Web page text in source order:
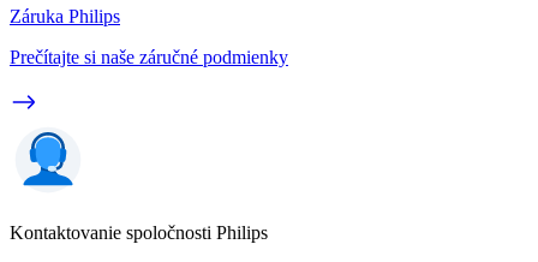
Záruka Philips
Prečítajte si naše záručné podmienky
Kontaktovanie spoločnosti Philips